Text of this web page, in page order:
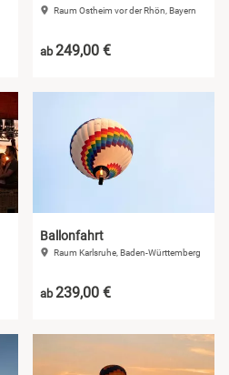
Raum Ostheim vor der Rhön, Bayern
ab249,00 €
Ballonfahrt
Raum Karlsruhe, Baden-Württemberg
ab239,00 €